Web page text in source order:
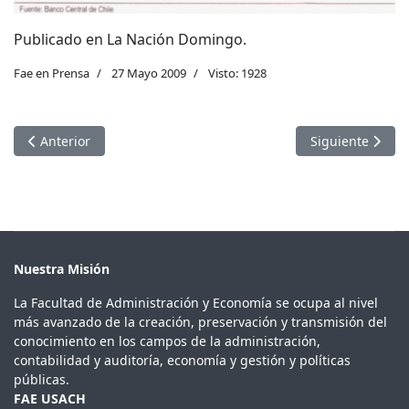
Publicado en La Nación Domingo.
Fae en Prensa 27 Mayo 2009 Visto: 1928
Artículo anterior: Promueven ingreso de pobres al sistema
Anterior Artículo
Siguiente
Nuestra Misión
La Facultad de Administración y Economía se ocupa al nivel
más avanzado de la creación, preservación y transmisión del
conocimiento en los campos de la administración,
contabilidad y auditoría, economía y gestión y políticas
públicas.
FAE USACH